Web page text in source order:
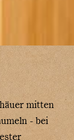
mitten
- bei